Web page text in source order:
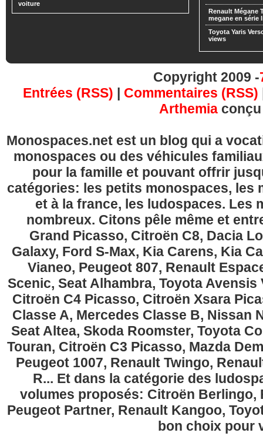
voiture
Renault Mégane
megane en série
Toyota Yaris
views
Copyright 2009 -
Entrées (RSS) | Commentaires (RSS)
Arthemia
Monospaces.net est un blog qui a
monospaces ou des véhicules
pour la famille et pouvant offrir
catégories: les petits monospaces, les
et à la france, les ludospaces. Les
nombreux. Citons pêle même et
Grand Picasso, Citroën C8, Dacia
Galaxy, Ford S-Max, Kia Carens, Kia
Vianeo, Peugeot 807, Renault
Scenic, Seat Alhambra, Toyota
Citroën C4 Picasso, Citroën Xsara
Classe A, Mercedes Classe B, Nissan
Seat Altea, Skoda Roomster, Toyota
Touran, Citroën C3 Picasso, Mazda
Peugeot 1007, Renault Twingo,
R... Et dans la catégorie des
volumes proposés: Citroën Berlingo,
Peugeot Partner, Renault Kangoo,
bon choix pour